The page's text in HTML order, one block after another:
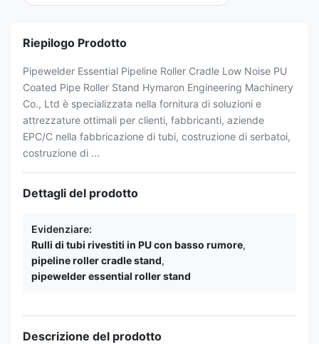
Riepilogo Prodotto
Pipewelder Essential Pipeline Roller Cradle Low Noise PU
Coated Pipe Roller Stand Hymaron Engineering Machinery
Co., Ltd è specializzata nella fornitura di soluzioni e
attrezzature ottimali per clienti, fabbricanti, aziende
EPC/C nella fabbricazione di tubi, costruzione di serbatoi,
costruzione di ...
Dettagli del prodotto
Evidenziare:
Rulli di tubi rivestiti in PU con basso rumore,
pipeline roller cradle stand,
pipewelder essential roller stand
Descrizione del prodotto